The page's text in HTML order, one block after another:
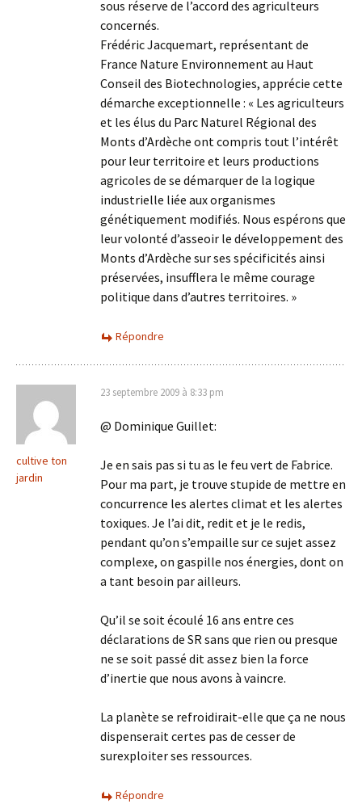
sous réserve de l’accord des agriculteurs
concernés.
Frédéric Jacquemart, représentant de
France Nature Environnement au Haut
Conseil des Biotechnologies, apprécie cette
démarche exceptionnelle : « Les agriculteurs
et les élus du Parc Naturel Régional des
Monts d’Ardèche ont compris tout l’intérêt
pour leur territoire et leurs productions
agricoles de se démarquer de la logique
industrielle liée aux organismes
génétiquement modifiés. Nous espérons que
leur volonté d’asseoir le développement des
Monts d’Ardèche sur ses spécificités ainsi
préservées, insufflera le même courage
politique dans d’autres territoires. »
Répondre
cultive ton
jardin
23 septembre 2009 à 8:33 pm
@ Dominique Guillet:
Je en sais pas si tu as le feu vert de Fabrice.
Pour ma part, je trouve stupide de mettre en
concurrence les alertes climat et les alertes
toxiques. Je l’ai dit, redit et je le redis,
pendant qu’on s’empaille sur ce sujet assez
complexe, on gaspille nos énergies, dont on
a tant besoin par ailleurs.
Qu’il se soit écoulé 16 ans entre ces
déclarations de SR sans que rien ou presque
ne se soit passé dit assez bien la force
d’inertie que nous avons à vaincre.
La planète se refroidirait-elle que ça ne nous
dispenserait certes pas de cesser de
surexploiter ses ressources.
Répondre